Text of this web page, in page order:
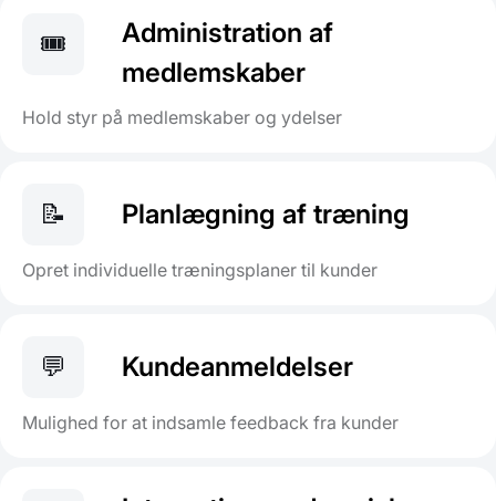
🎟️
Administration af
medlemskaber
Hold styr på medlemskaber og ydelser
📝 Planlægning af træning
Opret individuelle træningsplaner til kunder
💬 Kundeanmeldelser
Mulighed for at indsamle feedback fra kunder